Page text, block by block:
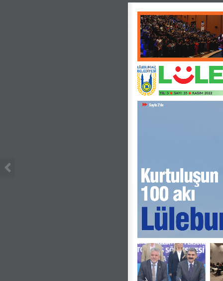
YIL: 3 SAYI: 35 KASIM 2022
Sayfa 2’de
Kurtuluşun
100 akı